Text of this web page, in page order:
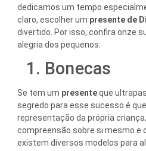
dedicamos um tempo
claro, escolher um presente de
divertido. Por isso, confira onze
alegria dos pequenos:
1. Bonecas
Se tem um presenteque
segredo para esse sucesso é
representação da própria
compreensão sobre si mesmo e
existem diversos modelos para